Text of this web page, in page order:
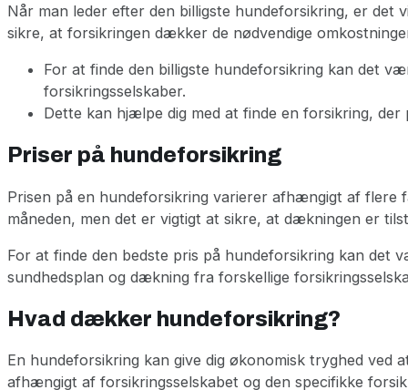
Når man leder efter den billigste hundeforsikring, er
sikre, at forsikringen dækker de nødvendige
For at finde den billigste hundeforsikring kan det
forsikringsselskaber.
Dette kan hjælpe dig med at finde en forsikring,
Priser på hundeforsikring
Prisen på en hundeforsikring varierer afhængigt af flere
måneden, men det er vigtigt at sikre, at dækningen er
For at finde den bedste pris på hundeforsikring kan det
sundhedsplan og dækning fra forskellige
Hvad dækker hundeforsikring?
En hundeforsikring kan give dig økonomisk tryghed
afhængigt af forsikringsselskabet og den specifikke